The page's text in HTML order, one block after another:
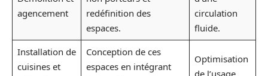
agencement
redéfinition des
espaces.
circulation
fluide.
Installation de
cuisines et
Conception de ces
espaces en intégrant
Optimisation
de l’usage